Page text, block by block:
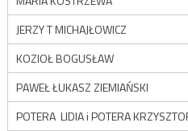
JERZY T MICHAJŁOWICZ
KOZIOŁ BOGUSŁAW
PAWEŁ ŁUKASZ ZIEMIAŃSKI
POTERA LIDIA i POTERA